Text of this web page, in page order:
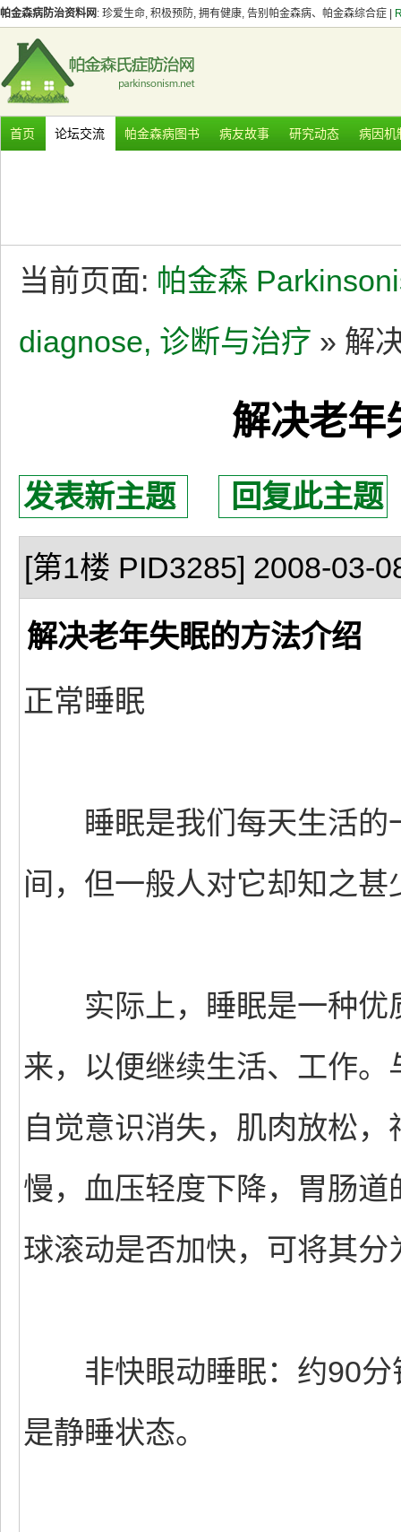
帕金森病防治资料网 : 珍爱生命, 积极预防, 拥有健康, 告别帕金森病、帕金森综合症 |
首页 论坛交流 帕金森病图书 病友故事 研究动态 病因机
当前页面: 帕金森
diagnose, 诊断与治疗 » 解
解决老年
发表新主题 回复此主题
[第1楼 PID3285] 2008-03-
解决老年失眠的方法介绍
正常睡眠
睡眠是我们每天生活的
间，但一般人对它却知之甚
实际上，睡眠是一种优
来，以便继续生活、工作
自觉意识消失，肌肉放松
慢，血压轻度下降，胃肠
球滚动是否加快，可将其分
非快眼动睡眠：约90分
是静睡状态。